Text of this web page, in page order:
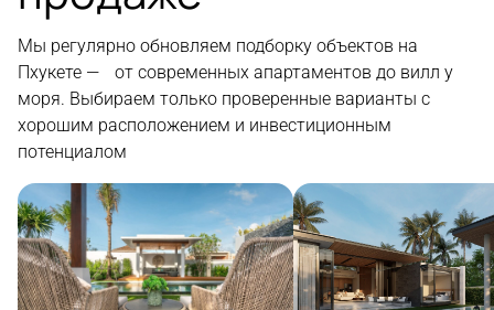
Мы регулярно обновляем подборку объектов на
Пхукете — от современных апартаментов до вилл у
моря. Выбираем только проверенные варианты с
хорошим расположением и инвестиционным
потенциалом